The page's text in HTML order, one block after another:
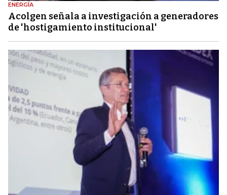
ENERGÍA
Acolgen señala a investigación a generadores
de 'hostigamiento institucional'